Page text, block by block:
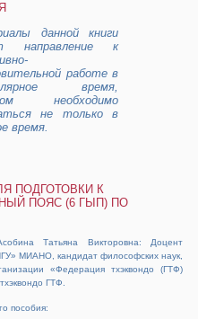
данной книги
направление к
работе в
время,
необходимо
не только в
время.
ПОДГОТОВКИ К
ПОЯС (6 ГЫП) ПО
Татьяна Викторовна: Доцент
МИАНО, кандидат философских наук,
«Федерация тхэквондо (ГТФ)
ГТФ.
пособия: